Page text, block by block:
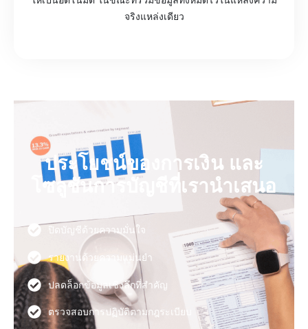
จริงแหล่งเดียว
ประโยชน์ของการเงิน และ
โซลูชันการบัญชีที่เรานำเสนอ
ปิดบัญชีด้วยความมั่นใจ
รายงานด้วยความแม่นยำ
ปลดล็อกข้อมูลเชิงลึกที่สำคัญ
ตรวจสอบการปฏิบัติตามกฎระเบียบ